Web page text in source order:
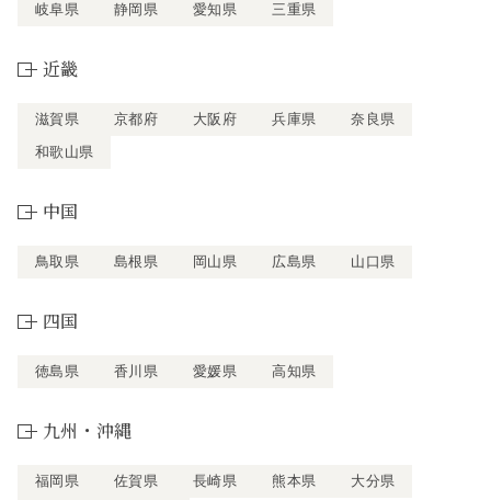
岐阜県 静岡県 愛知県 三重県
近畿
滋賀県 京都府 大阪府 兵庫県
奈良県
和歌山県
中国
鳥取県 島根県 岡山県 広島県 山口県
四国
徳島県 香川県 愛媛県 高知県
九州・沖縄
福岡県 佐賀県 長崎県 熊本県
大分県